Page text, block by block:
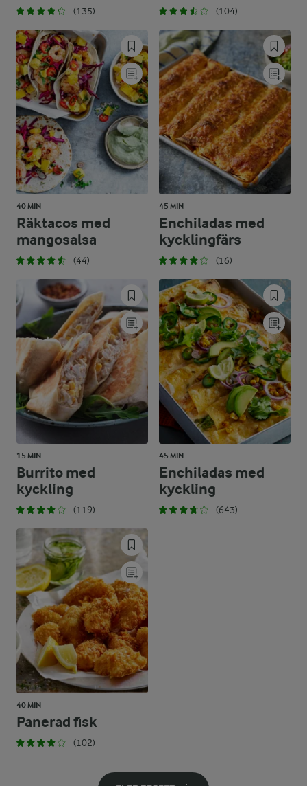
(135) (104)
40 MIN
Räktacos med
mangosalsa
(44)
45 MIN
Enchiladas med
kycklingfärs
(16)
15 MIN
Burrito med
kyckling
(119)
45 MIN
Enchiladas med
kyckling
(643)
40 MIN
Panerad fisk
(102)